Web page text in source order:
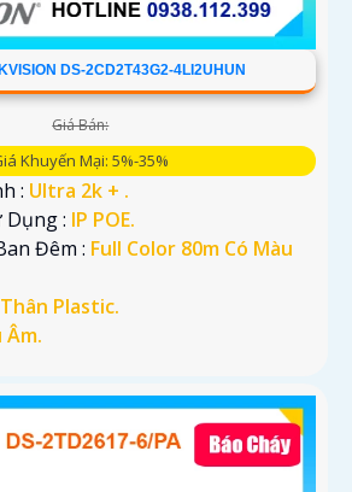
DS-2CD2T43G2-4LI2UHUN
Giá Bán:
Khuyến Mại: 5%-35%
: Ultra 2k + .
Dụng : IP POE.
Đêm : Full Color 80m Có Màu
Thân Plastic.
Âm.